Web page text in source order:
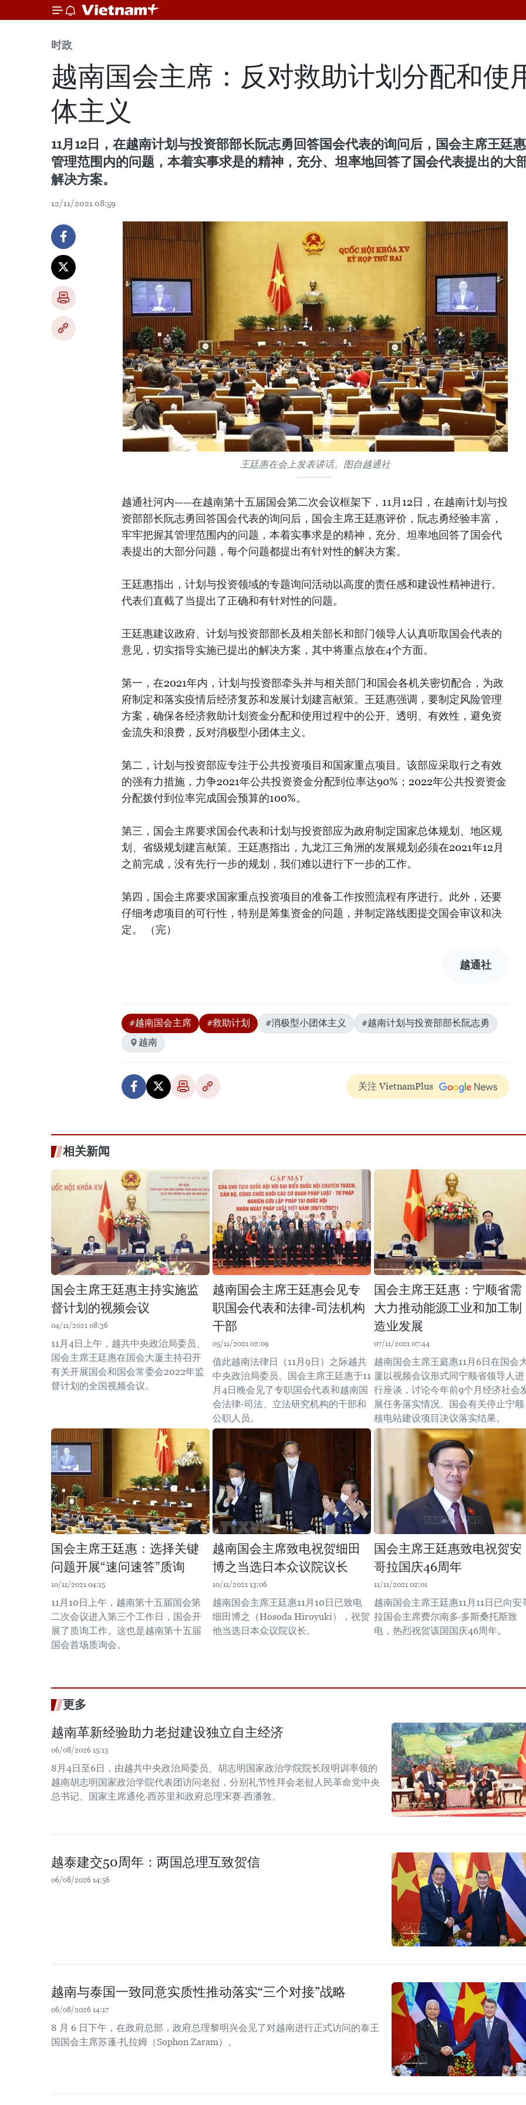
时政
越南国会主席：反对救助计划分配和使
体主义
11月12日，在越南计划与投资部部长阮志勇回答国会代表的询问后，国会主席王廷
管理范围内的问题，本着实事求是的精神，充分、坦率地回答了国会代表提出的大
解决方案。
12/11/2021 08:59
王廷惠在会上发表讲话。图自越通社
越通社河内——在越南第十五届国会第二次会议框架下，11月12日，在越南计划与投
资部部长阮志勇回答国会代表的询问后，国会主席王廷惠评价，阮志勇经验丰富，
牢牢把握其管理范围内的问题，本着实事求是的精神，充分、坦率地回答了国会代
表提出的大部分问题，每个问题都提出有针对性的解决方案。
王廷惠指出，计划与投资领域的专题询问活动以高度的责任感和建设性精神进行。
代表们直截了当提出了正确和有针对性的问题。
王廷惠建议政府、计划与投资部部长及相关部长和部门领导人认真听取国会代表的
意见，切实指导实施已提出的解决方案，其中将重点放在4个方面。
第一，在2021年内，计划与投资部牵头并与相关部门和国会各机关密切配合，为政
府制定和落实疫情后经济复苏和发展计划建言献策。王廷惠强调，要制定风险管理
方案，确保各经济救助计划资金分配和使用过程中的公开、透明、有效性，避免资
金流失和浪费，反对消极型小团体主义。
第二，计划与投资部应专注于公共投资项目和国家重点项目。该部应采取行之有效
的强有力措施，力争2021年公共投资资金分配到位率达90%；2022年公共投资资金
分配拨付到位率完成国会预算的100%。
第三，国会主席要求国会代表和计划与投资部应为政府制定国家总体规划、地区规
划、省级规划建言献策。王廷惠指出，九龙江三角洲的发展规划必须在2021年12月
之前完成，没有先行一步的规划，我们难以进行下一步的工作。
第四，国会主席要求国家重点投资项目的准备工作按照流程有序进行。此外，还要
仔细考虑项目的可行性，特别是筹集资金的问题，并制定路线图提交国会审议和决
定。 （完）
越通社
#越南国会主席 #救助计划 #消极型小团体主义
#越南计划与投资部部长阮志勇
越南
关注 VietnamPlus
相关新闻
国会主席王廷惠主持实施监
督计划的视频会议
04/11/2021 08:36
11月4日上午，越共中央政治局委员、
国会主席王廷惠在国会大厦主持召开
有关开展国会和国会常委会2022年监
督计划的全国视频会议。
越南国会主席王廷惠会见专
职国会代表和法律-司法机构
干部
05/11/2021 02:09
值此越南法律日（11月9日）之际越共
中央政治局委员、国会主席王廷惠于11
月4日晚会见了专职国会代表和越南国
会法律-司法、立法研究机构的干部和
公职人员。
国会主席王廷惠：宁顺省需
大力推动能源工业和加工制
造业发展
07/11/2021 07:44
越南国会主席王庭惠11月6日在国会
厦以视频会议形式同宁顺省领导人进
行座谈，讨论今年前9个月经济社会
展任务落实情况、国会有关停止宁顺
核电站建设项目决议落实结果。
国会主席王廷惠：选择关键
问题开展“速问速答”质询
10/11/2021 04:15
11月10日上午，越南第十五届国会第
二次会议进入第三个工作日，国会开
展了质询工作。这也是越南第十五届
国会首场质询会。
越南国会主席致电祝贺细田
博之当选日本众议院议长
10/11/2021 13:06
越南国会主席王廷惠11月10日已致电
细田博之（Hosoda Hiroyuki），祝贺
他当选日本众议院议长。
国会主席王廷惠致电祝贺安
哥拉国庆46周年
11/11/2021 02:01
越南国会主席王廷惠11月11日已向安
拉国会主席费尔南多·多斯桑托斯致
电，热烈祝贺该国国庆46周年。
更多
越南革新经验助力老挝建设独立自主经济
06/08/2026 15:13
8月4日至6日，由越共中央政治局委员、胡志明国家政治学院院长段明训率领的
越南胡志明国家政治学院代表团访问老挝，分别礼节性拜会老挝人民革命党中央
总书记、国家主席通伦·西苏里和政府总理宋赛·西潘敦。
越泰建交50周年：两国总理互致贺信
06/08/2026 14:56
越南与泰国一致同意实质性推动落实“三个对接”战略
06/08/2026 14:17
8 月 6 日下午，在政府总部，政府总理黎明兴会见了对越南进行正式访问的泰王
国国会主席苏蓬·扎拉姆（Sophon Zaram）。